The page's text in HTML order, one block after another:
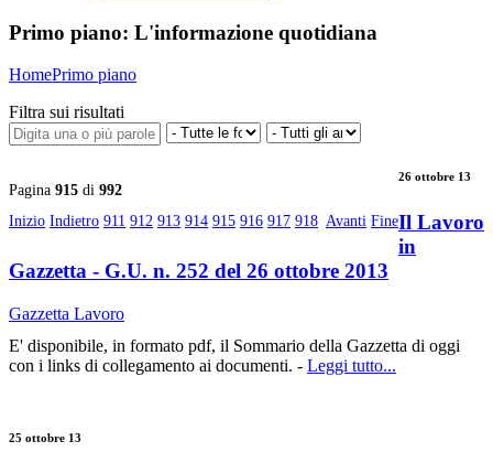
Primo piano: L'informazione quotidiana
HomePrimo piano
Filtra sui risultati
Pagina 915 di 992
Inizio Indietro 911 912 913 914 915 916 917 918 Avanti Fine
26 ottobre 13
Il Lavoro
in
Gazzetta - G.U. n. 252 del 26 ottobre 2013
Gazzetta Lavoro
E' disponibile, in formato pdf, il Sommario della Gazzetta di oggi
con i links di collegamento ai documenti. - Leggi tutto...
25 ottobre 13